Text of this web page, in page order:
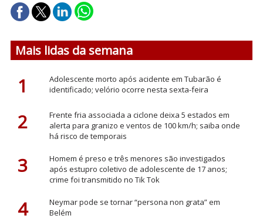
Mais lidas da semana
1
Adolescente morto após acidente em Tubarão é
identificado; velório ocorre nesta sexta-feira
2
Frente fria associada a ciclone deixa 5 estados em
alerta para granizo e ventos de 100 km/h; saiba onde
há risco de temporais
3
Homem é preso e três menores são investigados
após estupro coletivo de adolescente de 17 anos;
crime foi transmitido no Tik Tok
4
Neymar pode se tornar “persona non grata” em
Belém